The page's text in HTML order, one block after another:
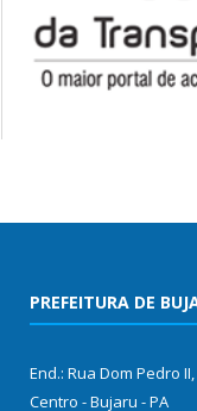
PREFEITURA DE
End.: Rua Dom Pedro
Centro - Bujaru - PA